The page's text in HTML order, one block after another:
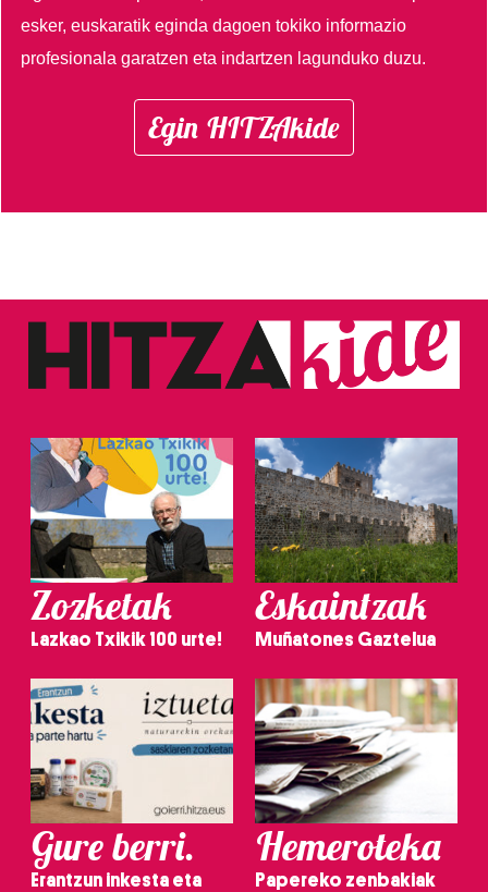
esker, euskaratik eginda dagoen tokiko informazio
profesionala garatzen eta indartzen lagunduko duzu.
Egin HITZAkide
Zozketak
Lazkao Txikik 100 urte!
Eskaintzak
Muñatones Gaztelua
Gure berri.
Erantzun inkesta eta
Hemeroteka
Papereko zenbakiak